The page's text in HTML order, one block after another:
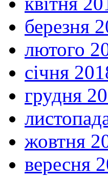
березня
лютого
січня
грудня
жовтня
вересня